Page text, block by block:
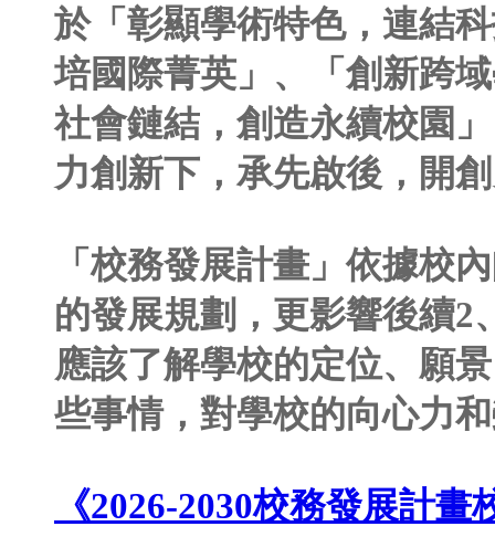
際鏈結」、「跨域整合
於「彰顯學術特色，連
培國際菁英」、「創新
社會鏈結，創造永續校
力創新下，承先啟後，
「校務發展計畫」依據
的發展規劃，更影響後
些事情，對學校的向心